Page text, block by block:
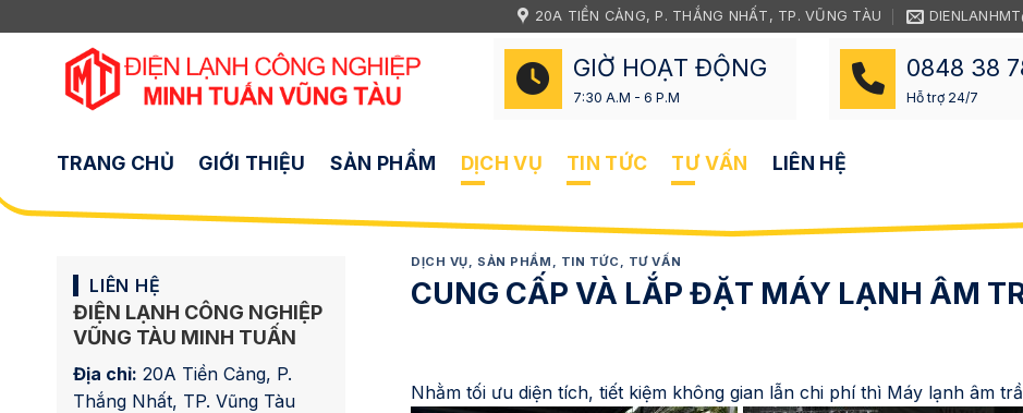
đến
20A TIỀN CẢNG, P. THẮNG NHẤT, TP. VŨNG TÀU
GIỜ HOẠT ĐỘNG
7:30 A.M - 6 P.M
0848 38
Hỗ trợ 24/7
TRANG CHỦ GIỚI THIỆU SẢN PHẨM DỊCH VỤ TIN TỨC TƯ VẤN LIÊN HỆ
LIÊN HỆ
ĐIỆN LẠNH CÔNG NGHIỆP
VŨNG TÀU MINH TUẤN
Địa chỉ: 20A Tiền Cảng, P.
Thắng Nhất, TP. Vũng Tàu
DỊCH VỤ, SẢN PHẨM , TIN TỨC , TƯ VẤN
CUNG CẤP VÀ LẮP ĐẶT MÁY LẠNH ÂM
Nhằm tối ưu diện tích, tiết kiệm không gian lẫn chi phí thì Máy lạnh âm